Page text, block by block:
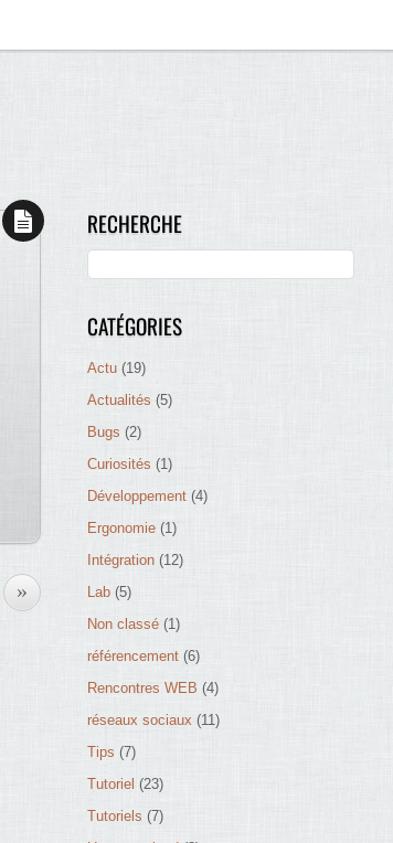
»
RECHERCHE
CATÉGORIES
Actu (19)
Actualités (5)
Bugs (2)
Curiosités (1)
Développement (4)
Ergonomie (1)
Intégration (12)
Lab (5)
Non classé (1)
référencement (6)
Rencontres WEB (4)
réseaux sociaux (11)
Tips (7)
Tutoriel (23)
Tutoriels (7)